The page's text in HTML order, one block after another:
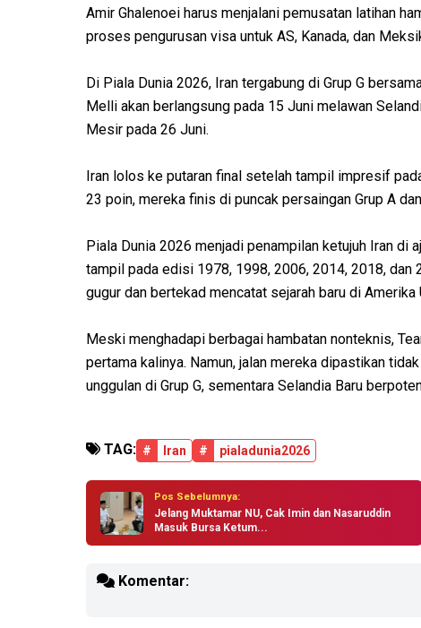
Amir Ghalenoei harus menjalani pemusatan latihan
proses pengurusan visa untuk AS, Kanada, dan
Di Piala Dunia 2026, Iran tergabung di Grup G
Melli akan berlangsung pada 15 Juni melawan
Mesir pada 26 Juni.
Iran lolos ke putaran final setelah tampil impresif
23 poin, mereka finis di puncak persaingan Grup A
Piala Dunia 2026 menjadi penampilan ketujuh Iran
tampil pada edisi 1978, 1998, 2006, 2014, 2018,
gugur dan bertekad mencatat sejarah baru di Amerika
Meski menghadapi berbagai hambatan nonteknis,
pertama kalinya. Namun, jalan mereka dipastikan
unggulan di Grup G, sementara Selandia Baru
TAG: # Iran # pialadunia2026
Pos Sebelumnya:
Jelang Muktamar NU, Cak Imin dan Nasaruddin
Masuk Bursa Ketum...
Komentar: